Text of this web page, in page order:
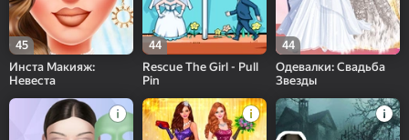
45
Инста Макияж:
Невеста
44
Rescue The Girl - Pull
Pin
44
Одевалки: Свадьба
Звезды